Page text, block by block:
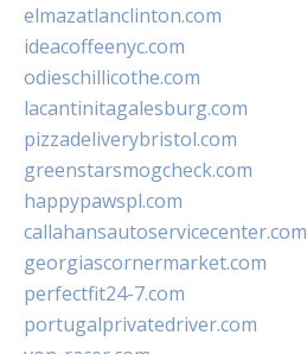
elmazatlanclinton.com
ideacoffeenyc.com
odieschillicothe.com
lacantinitagalesburg.com
pizzadeliverybristol.com
greenstarsmogcheck.com
happypawspl.com
callahansautoservicecenter.com
georgiascornermarket.com
perfectfit24-7.com
portugalprivatedriver.com